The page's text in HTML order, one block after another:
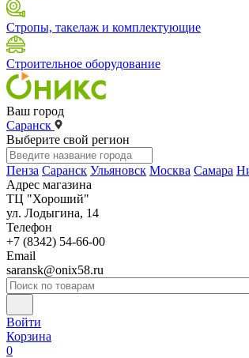
Стропы, такелаж и комплектующие
Строительное оборудование
Ваш город
Саранск
Выберите свой регион
Пенза Саранск Ульяновск Москва Самара
Адрес магазина
ТЦ "Хороший"
ул. Лодыгина, 14
Телефон
+7 (8342) 54-66-00
Email
saransk@onix58.ru
Войти
Корзина
0